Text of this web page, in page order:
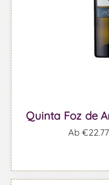
Quinta Foz de
Ab